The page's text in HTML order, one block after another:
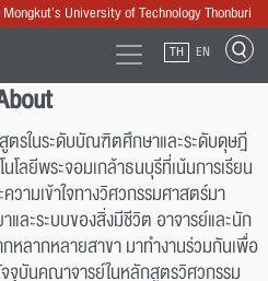
Mongkut’s University of Technology Thonburi
TH EN
รในระดับบัณฑิตศึกษาและระดับดุษฎี
ลยีพระจอมเกล้าธนบุรีที่เน้นการเรียน
ามเข้าใจทางวิศวกรรมศาสตร์มา
ละระบบของสิ่งมีชีวิต อาจารย์และนัก
หลากหลายสาขา มาทำงานร่วมกันเพื่อ
จุบันคณาจารย์ในหลักสูตรวิศวกรรม